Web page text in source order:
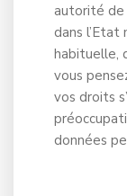
autorité de
dans
habituelle,
vous
vos droits
données